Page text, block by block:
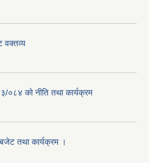
वक्तव्य
०८४ को नीति तथा कार्यक्रम
तथा कार्यक्रम ।